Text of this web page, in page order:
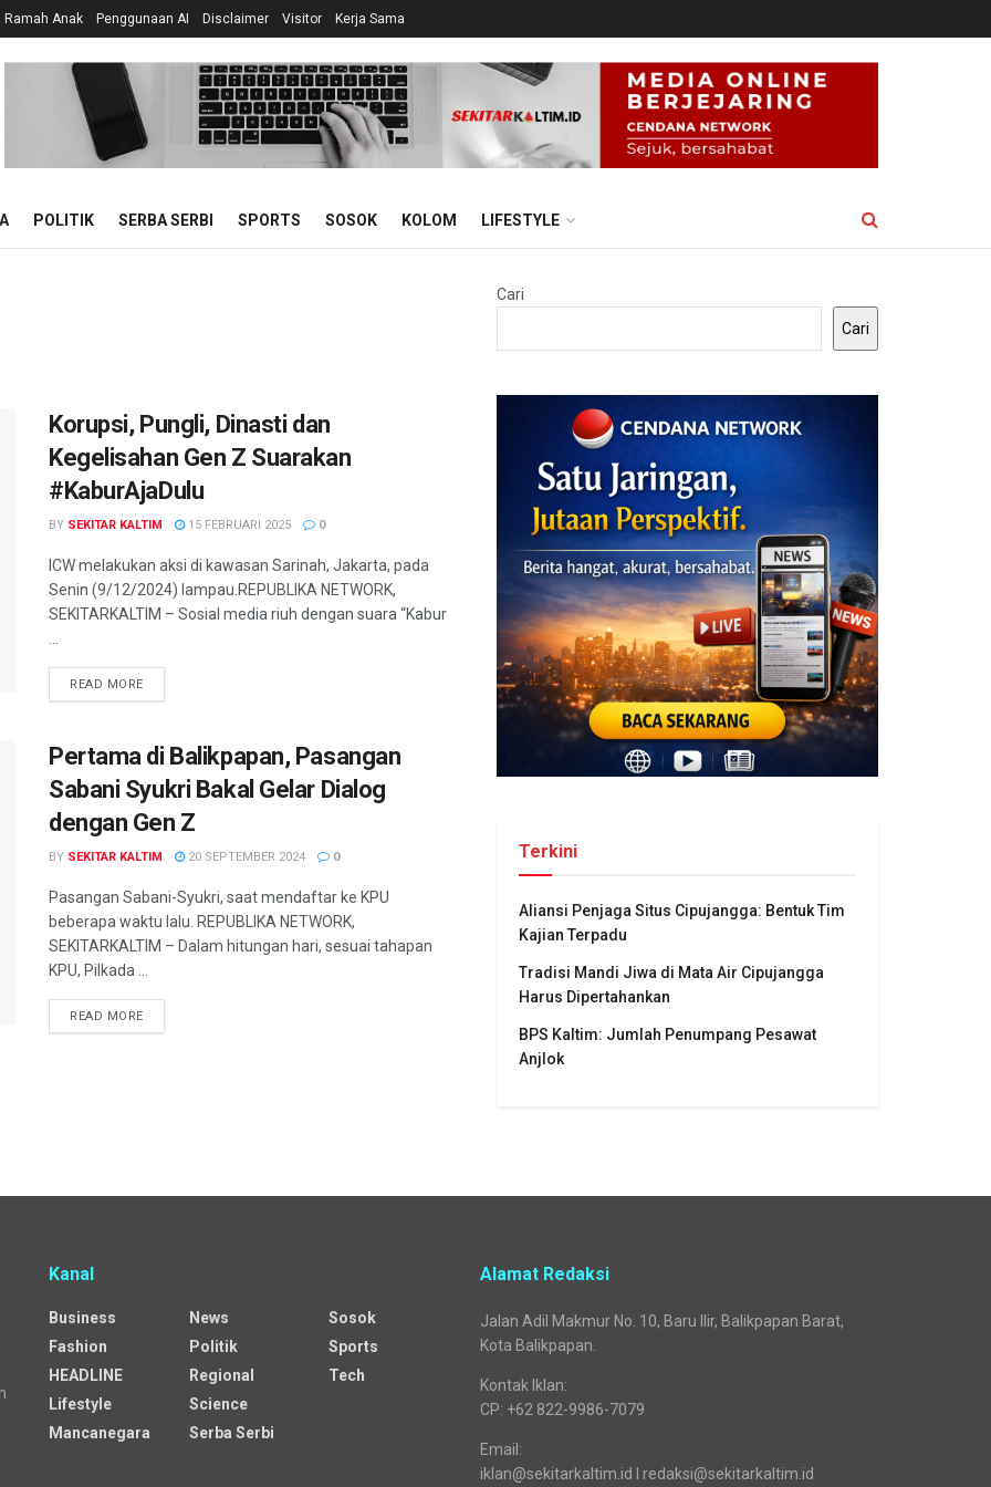
Ramah Anak Penggunaan AI Disclaimer Visitor Kerja Sama
POLITIK SERBA SERBI SPORTS SOSOK KOLOM LIFESTYLE
Korupsi, Pungli, Dinasti dan
Kegelisahan Gen Z Suarakan
#KaburAjaDulu
BY SEKITAR KALTIM 15 FEBRUARI 2025 0
ICW melakukan aksi di kawasan Sarinah, Jakarta, pada
Senin (9/12/2024) lampau.REPUBLIKA NETWORK,
SEKITARKALTIM – Sosial media riuh dengan suara “Kabur
READ MORE
Pertama di Balikpapan, Pasangan
Sabani Syukri Bakal Gelar Dialog
dengan Gen Z
BY SEKITAR KALTIM 20 SEPTEMBER 2024 0
Pasangan Sabani-Syukri, saat mendaftar ke KPU
beberapa waktu lalu. REPUBLIKA NETWORK,
SEKITARKALTIM – Dalam hitungan hari, sesuai tahapan
KPU, Pilkada ...
READ MORE
Cari
Cari
Terkini
Aliansi Penjaga Situs Cipujangga: Bentuk Tim
Kajian Terpadu
Tradisi Mandi Jiwa di Mata Air Cipujangga
Harus Dipertahankan
BPS Kaltim: Jumlah Penumpang Pesawat
Anjlok
Kanal
Business
Fashion
HEADLINE
Lifestyle
Mancanegara
News
Politik
Regional
Science
Serba Serbi
Sosok
Sports
Tech
Alamat Redaksi
Jalan Adil Makmur No. 10, Baru Ilir, Balikpapan Barat,
Kota Balikpapan.
Kontak Iklan:
CP: +62 822-9986-7079
Email:
iklan@sekitarkaltim.id I redaksi@sekitarkaltim.id